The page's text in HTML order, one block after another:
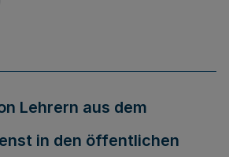
Lehrern aus dem
in den öffentlichen